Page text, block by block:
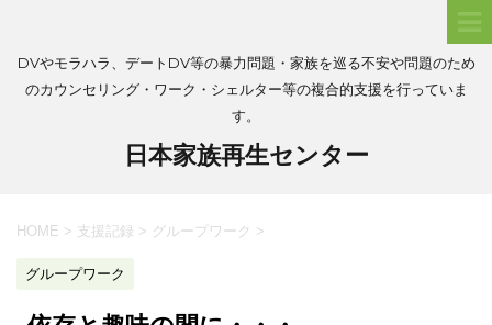
DVやモラハラ、デートDV等の暴力問題・家族を巡る不安や問題のため
のカウンセリング・ワーク・シェルター等の複合的支援を行っていま
す。
日本家族再生センター
HOME > 支援記録 > グループワーク >
グループワーク